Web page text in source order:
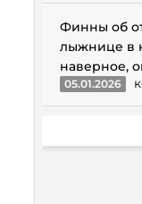
Финны об
лыжнице в
наверное,
05.01.2026